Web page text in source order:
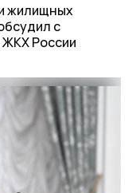
жилищных
с
ЖКХ России